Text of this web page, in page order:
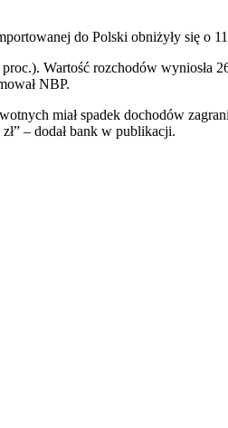
do Polski obniżyły się o
Wartość rozchodów wyniosła
NBP.
miał spadek dochodów
– dodał bank w publikacji.